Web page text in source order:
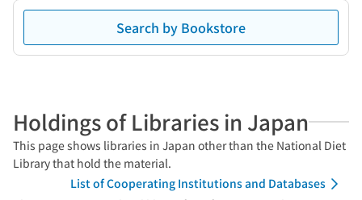
Search by Bookstore
Holdings of Libraries in Japan
This page shows libraries in Japan other than the National Diet
Library that hold the material.
List of Cooperating Institutions and Databases